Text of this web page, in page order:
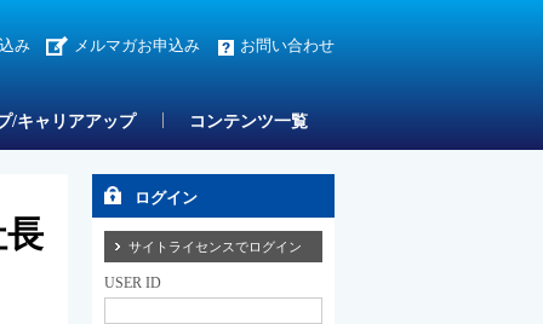
み メルマガお申込み お問い合わせ
/キャリアアップ コンテンツ一覧
ログイン
サイトライセンスでログイン
USER ID